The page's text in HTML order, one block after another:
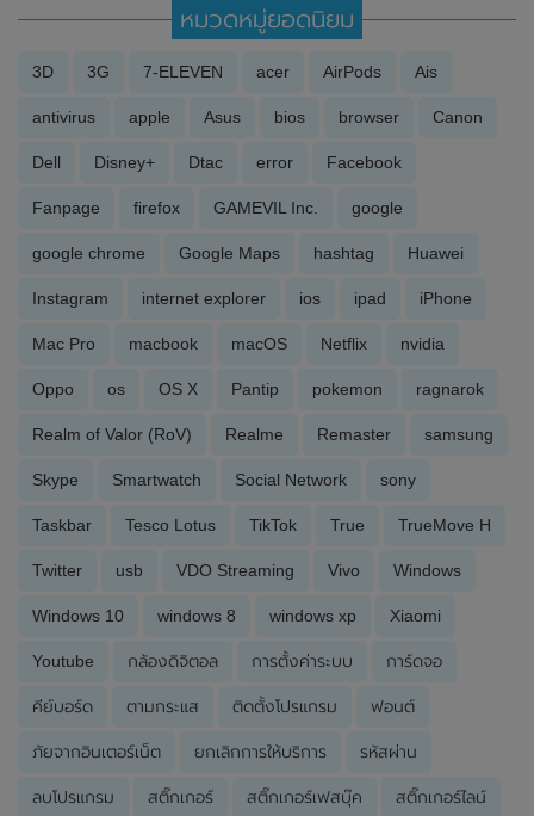
หมวดหมู่ยอดนิยม
3D 3G 7-ELEVEN acer AirPods Ais
antivirus apple Asus bios browser Canon
Dell Disney+ Dtac error Facebook
Fanpage firefox GAMEVIL Inc. google
google chrome Google Maps hashtag Huawei
Instagram internet explorer ios ipad iPhone
Mac Pro macbook macOS Netflix nvidia
Oppo os OS X Pantip pokemon ragnarok
Realm of Valor (RoV) Realme Remaster samsung
Skype Smartwatch Social Network sony
Taskbar Tesco Lotus TikTok True TrueMove H
Twitter usb VDO Streaming Vivo Windows
Windows 10 windows 8 windows xp Xiaomi
Youtube กล้องดิจิตอล การตั้งค่าระบบ การ์ดจอ
คีย์บอร์ด ตามกระแส ติดตั้งโปรแกรม ฟอนต์
ภัยจากอินเตอร์เน็ต ยกเลิกการให้บริการ รหัสผ่าน
ลบโปรแกรม สติ๊กเกอร์ สติ๊กเกอร์เฟสบุ๊ค สติ๊กเกอร์ไลน์